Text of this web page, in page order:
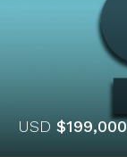
USD $199,000